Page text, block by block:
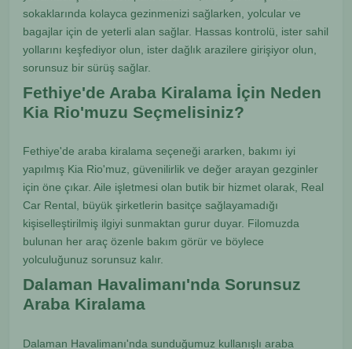
sokaklarında kolayca gezinmenizi sağlarken, yolcular ve
bagajlar için de yeterli alan sağlar. Hassas kontrolü, ister sahil
yollarını keşfediyor olun, ister dağlık arazilere girişiyor olun,
sorunsuz bir sürüş sağlar.
Fethiye'de Araba Kiralama İçin Neden
Kia Rio'muzu Seçmelisiniz?
Fethiye'de araba kiralama seçeneği ararken, bakımı iyi
yapılmış Kia Rio'muz, güvenilirlik ve değer arayan gezginler
için öne çıkar. Aile işletmesi olan butik bir hizmet olarak, Real
Car Rental, büyük şirketlerin basitçe sağlayamadığı
kişiselleştirilmiş ilgiyi sunmaktan gurur duyar. Filomuzda
bulunan her araç özenle bakım görür ve böylece
yolculuğunuz sorunsuz kalır.
Dalaman Havalimanı'nda Sorunsuz
Araba Kiralama
Dalaman Havalimanı'nda sunduğumuz kullanışlı araba